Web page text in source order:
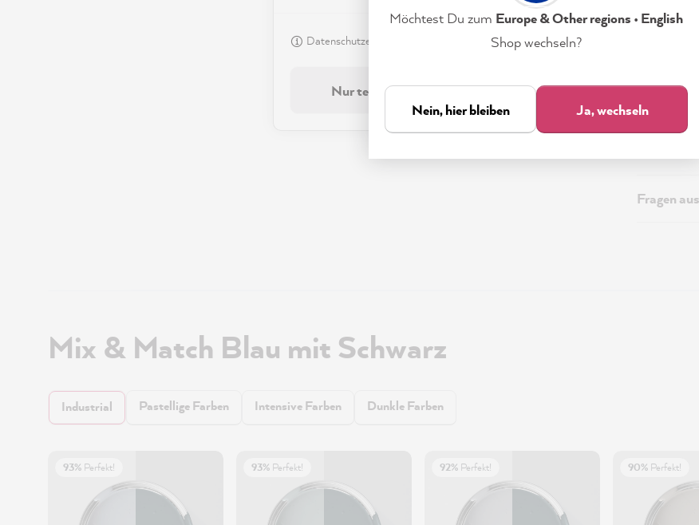
Versand
Fragen
Mix & Match Blau mit Schwarz
Industrial Pastellige Farben Intensive Farben Dunkle Farben
93% Perfekt! 93% Perfekt! 92% Perfekt! 90% Perfekt!
Datenschutzerklärung Einstellungen
Akzeptieren &
Nur technisch Erforderliche
Möchtest Du zum Europe & Other regions • English
Shop wechseln?
Nein, hier bleiben Ja, wechseln